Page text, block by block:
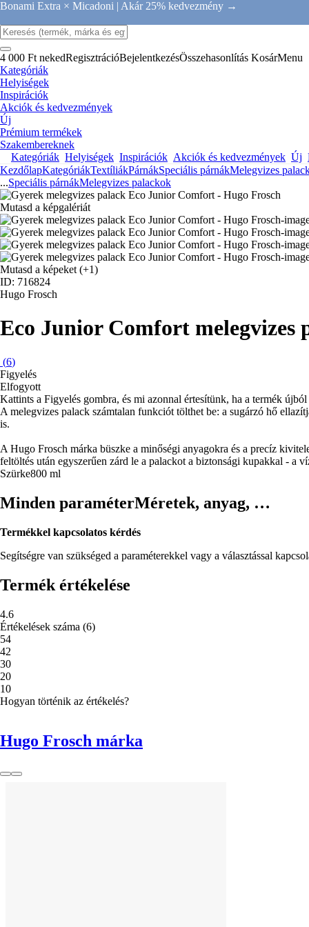
Bonami Extra × Micadoni | Akár 25% kedvezmény →
4 000 Ft nekedRegisztrációBejelentkezésÖsszehasonlítás KosárMenu
Kategóriák
Helyiségek
Inspirációk
Akciók és kedvezmények
Új
Prémium termékek
Szakembereknek
Kategóriák Helyiségek Inspirációk Akciók és kedvezmények Új
KezdőlapKategóriákTextíliákPárnákSpeciális párnákMelegvizes
...Speciális párnákMelegvizes palackok
Mutasd a képgalériát
Mutasd a képeket (+1)
ID: 716824
Hugo Frosch
Eco Junior Comfort melegvizes
(6)
Figyelés
Elfogyott
Kattints a Figyelés gombra, és mi azonnal értesítünk, ha a termék újból
A melegvizes palack számtalan funkciót tölthet be: a sugárzó hő
is.
A Hugo Frosch márka büszke a minőségi anyagokra és a precíz
feltöltés után egyszerűen zárd le a palackot a biztonsági kupakkal - a
Szürke800 ml
Minden paraméterMéretek, anyag, …
Termékkel kapcsolatos kérdés
Segítségre van szükséged a paraméterekkel vagy a választással
Termék értékelése
4.6
Értékelések száma (6)
54
42
30
20
10
Hogyan történik az értékelés?
Hugo Frosch márka